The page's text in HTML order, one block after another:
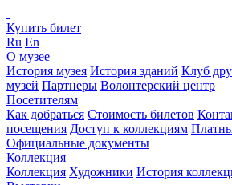
Купить билет
Ru En
О музее
История музея История зданий Клуб
музей Партнеры Волонтерский центр
Посетителям
Как добраться Стоимость билетов
посещения Доступ к коллекциям
Официальные документы
Коллекция
Коллекция Художники История